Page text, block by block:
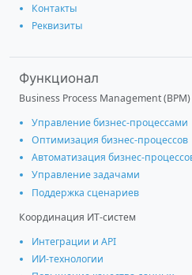
Контакты
Реквизиты
Функционал
Business Process Management (BPM)
Управление бизнес-процессами
Оптимизация бизнес-процессов
Автоматизация бизнес-
Управление задачами
Поддержка сценариев
Координация ИТ-систем
Интеграции и АРІ
ИИ-технологии